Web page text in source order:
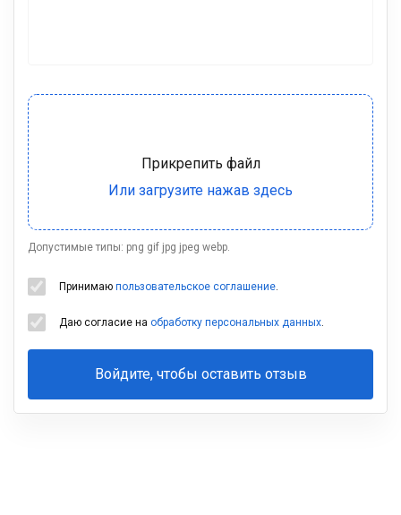
Допустимые типы: png gif jpg jpeg webp.
Принимаю пользовательское соглашение.
Даю согласие на обработку персональных данных.
Войдите, чтобы оставить отзыв
Ваша